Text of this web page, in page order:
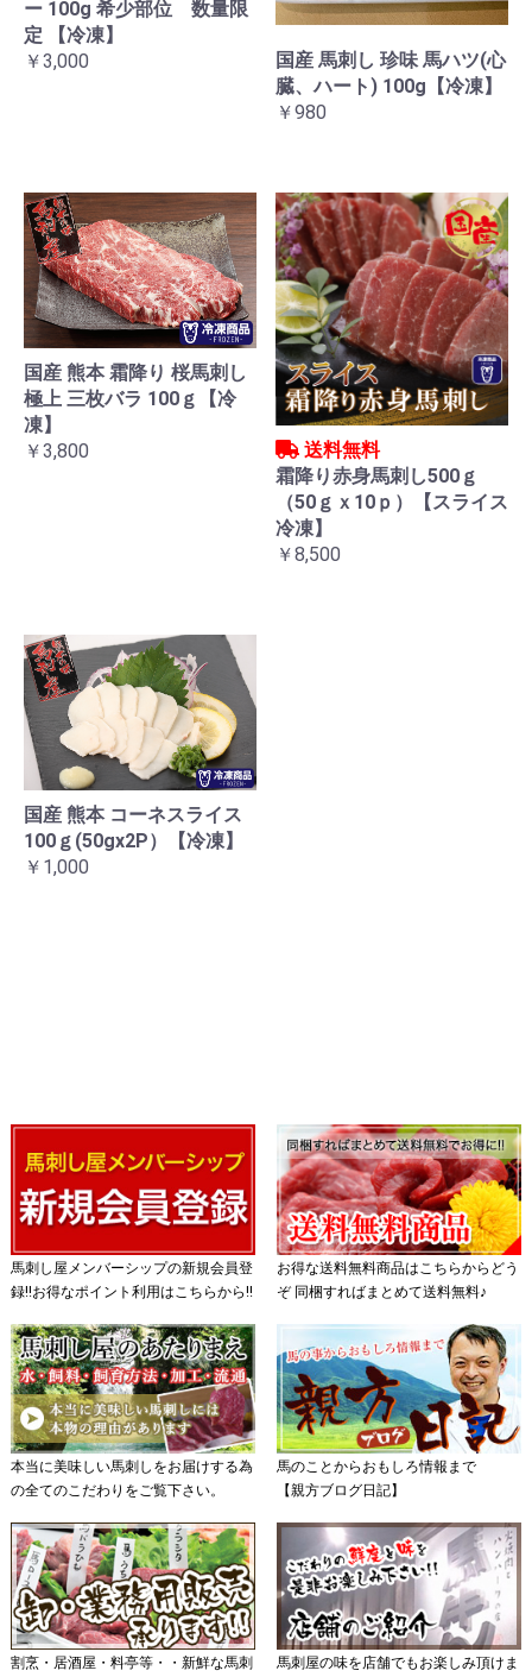
ー 100g 希少部位 数量限
定 【冷凍】
￥3,000
国産 馬刺し 珍味 馬ハツ(心
臓、ハート) 100g【冷凍】
￥980
国産 熊本 霜降り 桜馬刺し
極上 三枚バラ 100ｇ【冷
凍】
￥3,800
送料無料
霜降り赤身馬刺し500ｇ
（50ｇｘ10ｐ）【スライス
冷凍】
￥8,500
国産 熊本 コーネスライス
100ｇ(50gx2P）【冷凍】
￥1,000
馬刺し屋メンバーシップの新規会員登
録!!お得なポイント利用はこちらから!!
お得な送料無料商品はこちらからどう
ぞ 同梱すればまとめて送料無料♪
本当に美味しい馬刺しをお届けする為
の全てのこだわりをご覧下さい。
馬のことからおもしろ情報まで
【親方ブログ日記】
割烹・居酒屋・料亭等・・新鮮な馬刺
馬刺屋の味を店舗でもお楽しみ頂けま